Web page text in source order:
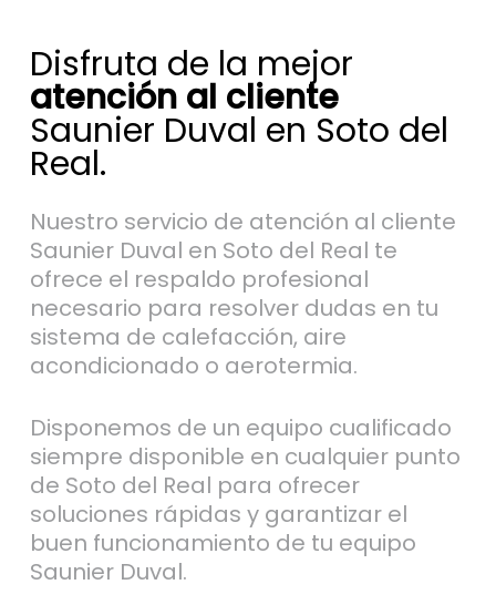
Disfruta de la mejor
atención al cliente
Saunier Duval en Soto del
Real.
Nuestro servicio de atención al cliente
Saunier Duval en Soto del Real te
ofrece el respaldo profesional
necesario para resolver dudas en tu
sistema de calefacción, aire
acondicionado o aerotermia.
Disponemos de un equipo cualificado
siempre disponible en cualquier punto
de Soto del Real para ofrecer
soluciones rápidas y garantizar el
buen funcionamiento de tu equipo
Saunier Duval.